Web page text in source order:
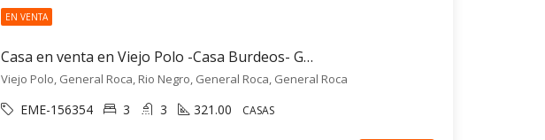
EN VENTA
Casa en venta en Viejo Polo -Casa Burdeos- General Roca
Viejo Polo, General Roca, Rio Negro, General Roca, General Roca
EME-156354 3 3 321.00 CASAS